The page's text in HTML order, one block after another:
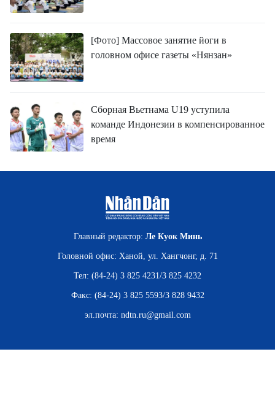
[Фото] Массовое занятие йоги в
головном офисе газеты «Нянзан»
Сборная Вьетнама U19 уступила
команде Индонезии в компенсированное
время
Главный редактор: Ле Куок Минь
Головной офис: Ханой, ул. Хангчонг, д. 71
Тел: (84-24) 3 825 4231/3 825 4232
Факс: (84-24) 3 825 5593/3 828 9432
эл.почта: ndtn.ru@gmail.com